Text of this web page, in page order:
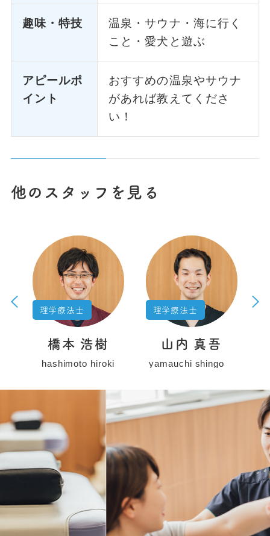
趣味・特技
温泉・サウナ・海に行く
こと・愛犬と遊ぶ
アピールポ
イント
おすすめの温泉やサウナ
があれば教えてくださ
い！
他のスタッフを見る
理学療法士
橋本 浩樹
hashimoto hiroki
理学療法士
山内 真吾
yamauchi shingo